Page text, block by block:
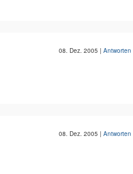
08. Dez. 2005 | Antworten
08. Dez. 2005 | Antworten